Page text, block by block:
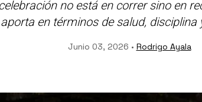
no está en correr sino en
aporta en términos de salud, disciplina
Junio 03, 2026 • Rodrigo Ayala